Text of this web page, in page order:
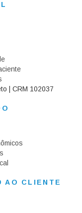
| CRM 102037
AO CLIENTE